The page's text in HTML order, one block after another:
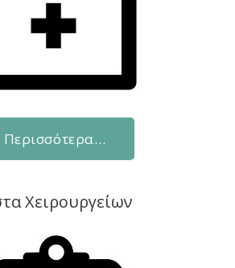
Περισσότερα…
Χειρουργείων